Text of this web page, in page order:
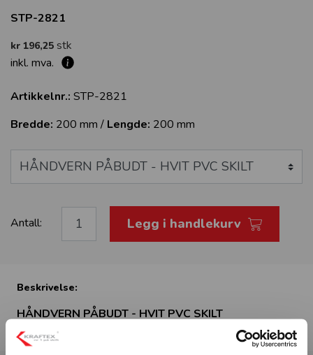
STP-2821
kr 196,25 stk
inkl. mva.
Artikkelnr.: STP-2821
Bredde: 200 mm / Lengde: 200 mm
Antall: Legg i handlekurv
Beskrivelse:
HÅNDVERN PÅBUDT - HVIT PVC SKILT